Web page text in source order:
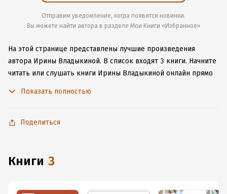
Отправим уведомление, когда появятся новинки.
Вы можете найти автора в разделе Мои Книги «Избранное»
На этой странице представлены лучшие произведения
автора Ирины Владыкиной. В список входят 3 книги. Начните
читать или слушать книги Ирины Владыкиной онлайн прямо
Показать полностью
Поделиться
книги 3